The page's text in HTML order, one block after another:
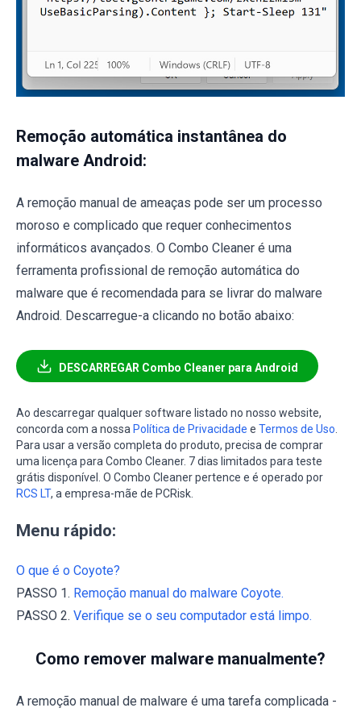
Remoção automática instantânea do
malware Android:
A remoção manual de ameaças pode ser um processo
moroso e complicado que requer conhecimentos
informáticos avançados. O Combo Cleaner é uma
ferramenta profissional de remoção automática do
malware que é recomendada para se livrar do malware
Android. Descarregue-a clicando no botão abaixo:
DESCARREGAR Combo Cleaner para Android
Ao descarregar qualquer software listado no nosso website,
concorda com a nossa Política de Privacidade e Termos de Uso
Para usar a versão completa do produto, precisa de comprar
uma licença para Combo Cleaner. 7 dias limitados para teste
grátis disponível. O Combo Cleaner pertence e é operado por
RCS LT, a empresa-mãe de PCRisk.
Menu rápido:
O que é o Coyote?
PASSO 1. Remoção manual do malware Coyote.
PASSO 2. Verifique se o seu computador está limpo.
Como remover malware manualmente?
A remoção manual de malware é uma tarefa complicada -